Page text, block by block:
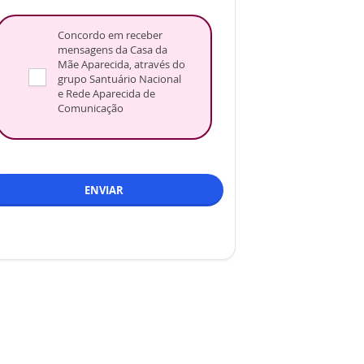
Concordo em receber
mensagens da Casa da
Mãe Aparecida, através do
grupo Santuário Nacional
e Rede Aparecida de
Comunicação
ENVIAR